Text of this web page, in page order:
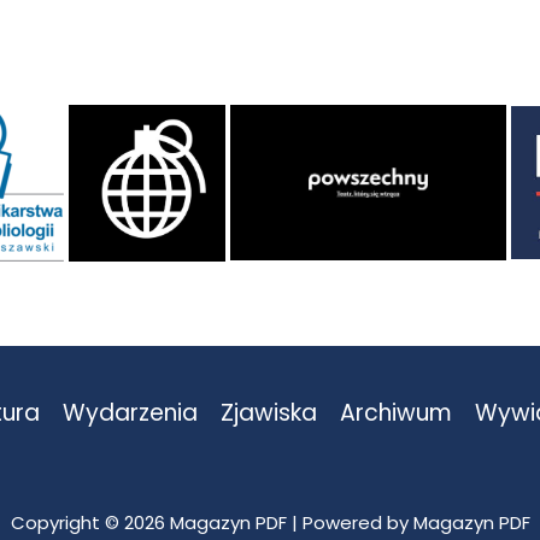
Wydarzenia Zjawiska Archiwum
Copyright © 2026 Magazyn PDF | Powered by Magazyn PDF